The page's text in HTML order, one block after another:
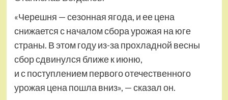
«Черешня — сезонная ягода, и ее цена
снижается с началом сбора урожая на юге
страны. В этом году из-за прохладной весны
сбор сдвинулся ближе к июню,
и с поступлением первого отечественного
урожая цена пошла вниз», — сказал он.